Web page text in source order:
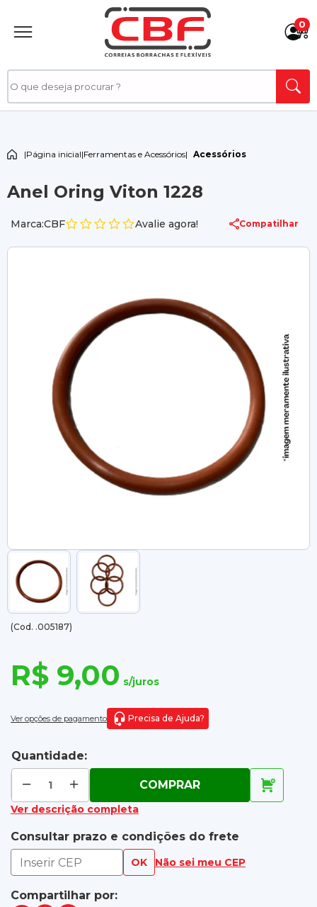
0
|Página inicial|Ferramentas e Acessórios| Acessórios
Anel Oring Viton 1228
Marca:CBF Avalie agora! Compatilhar
(Cod. .005187)
R$ 9,00 s/juros
Ver opções de pagamento Precisa de Ajuda?
Quantidade:
COMPRAR
Ver descrição completa
Consultar prazo e condições do frete
OK Não sei meu CEP
Compartilhar por: